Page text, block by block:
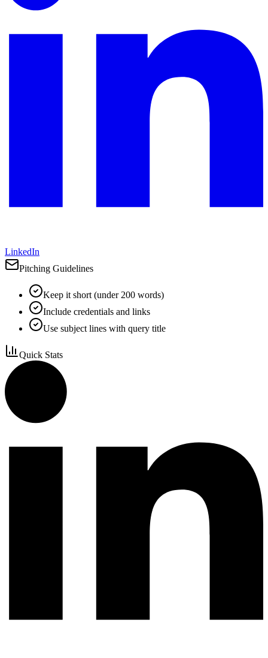
LinkedIn
Pitching Guidelines
Keep it short (under 200 words)
Include credentials and links
Use subject lines with query title
Quick Stats